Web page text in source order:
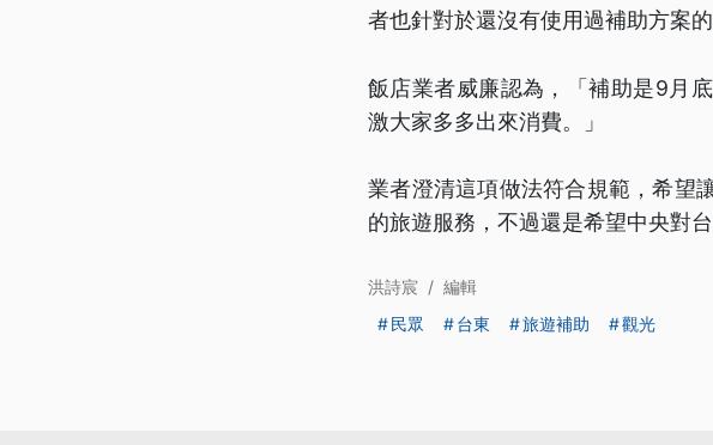
者也針對於還沒有使用過補助方案
飯店業者威廉認為，「補助是9月
激大家多多出來消費。」
業者澄清這項做法符合規範，希望
的旅遊服務，不過還是希望中央對
洪詩宸 / 編輯
民眾
台東 旅遊補助 觀光